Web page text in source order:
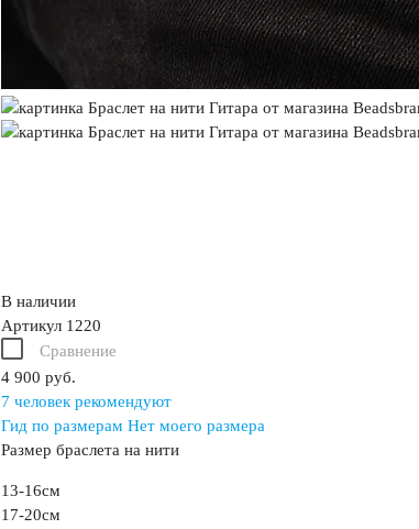
В наличии
Артикул 1220
Сравнение
4 900 руб.
7 человек рекомендуют
Гид по размерам Нет моего размера
Размер браслета на нити
13-16см
17-20см